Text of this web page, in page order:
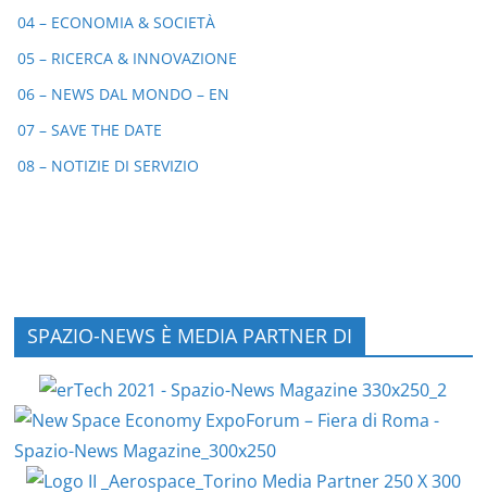
04 – ECONOMIA & SOCIETÀ
05 – RICERCA & INNOVAZIONE
06 – NEWS DAL MONDO – EN
07 – SAVE THE DATE
08 – NOTIZIE DI SERVIZIO
SPAZIO-NEWS È MEDIA PARTNER DI